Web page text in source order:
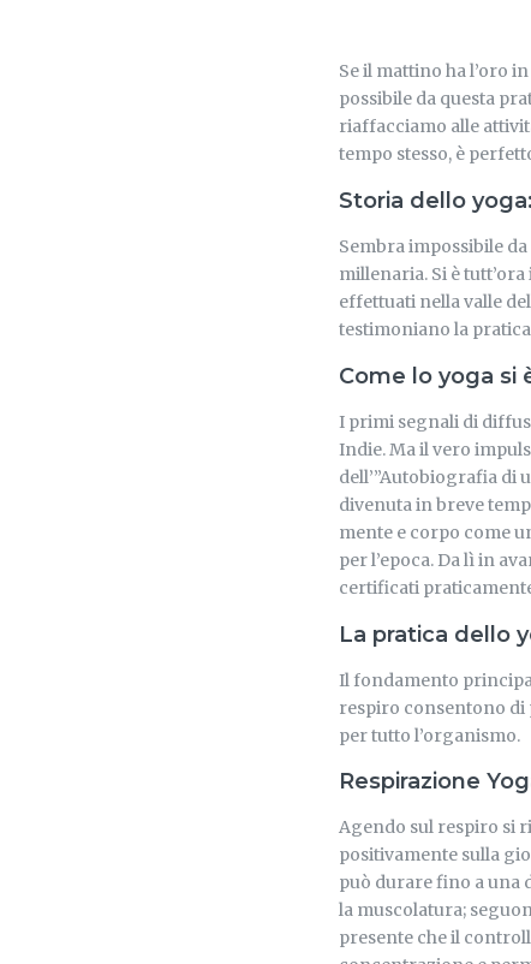
Se il mattino ha l’oro
possibile da questa
riaffacciamo alle
tempo stesso, è
Storia dello
Sembra impossibile
millenaria. Si è
effettuati nella valle
testimoniano la
Come lo yoga si
I primi segnali di
Indie. Ma il vero
dell’”Autobiografia di
divenuta in breve
mente e corpo come
per l’epoca. Da lì in
certificati
La pratica dello
Il fondamento
respiro consentono di
per tutto l’organismo.
Respirazione
Agendo sul respiro si
positivamente sulla
può durare fino a una
la muscolatura;
presente che il